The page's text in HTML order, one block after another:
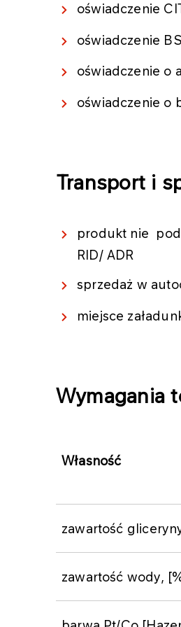
oświadczenie
oświadczenie
oświadczenie o
oświadczenie o
Transport i
produkt nie
RID/ ADR
sprzedaż w
miejsce
Wymagania
Własność
zawartość
zawartość wody,